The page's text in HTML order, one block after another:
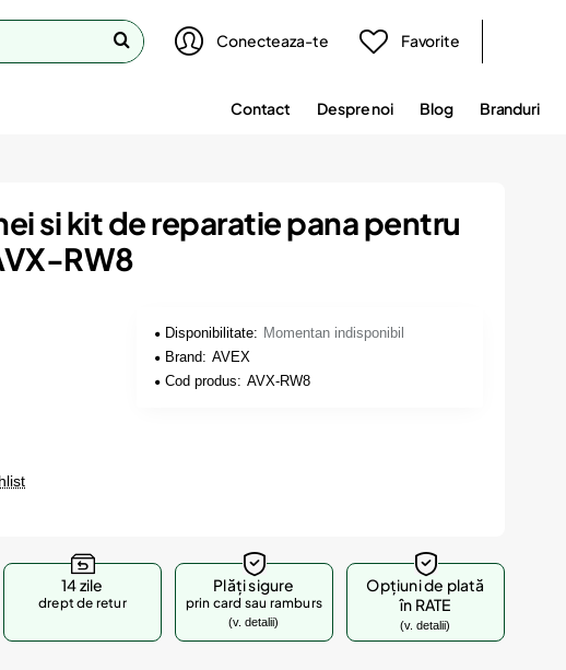
Conecteaza-te Favorite
Contact Despre noi Blog Branduri
si kit de reparatie pana pentru
RW8
Disponibilitate: Momentan indisponibil
Brand: AVEX
Cod produs: AVX-RW8
14 zile
drept de retur
Plăți sigure
prin card sau ramburs
(v. detalii)
Opțiuni de plată
în RATE
(v. detalii)